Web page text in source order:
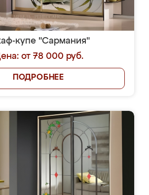
купе "Сармания"
от 78 000 руб.
ПОДРОБНЕЕ